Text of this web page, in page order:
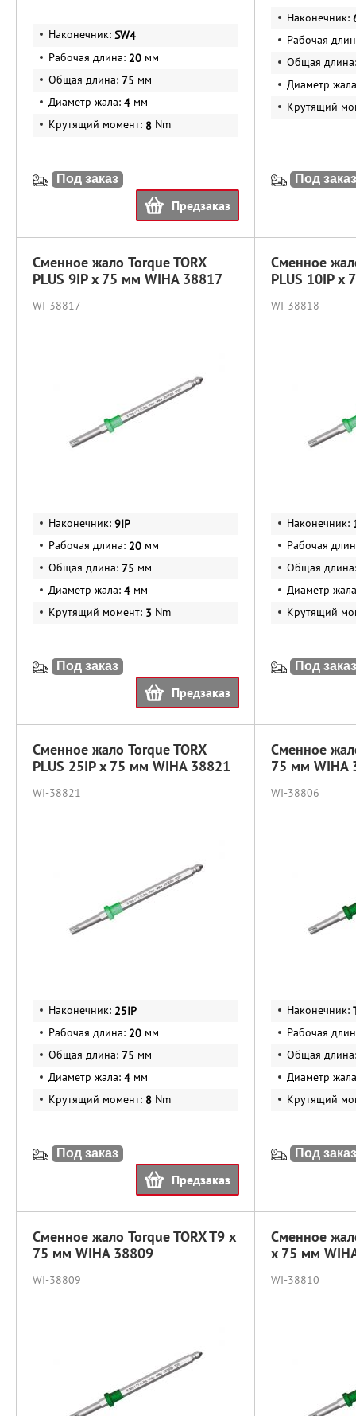
Наконечник: SW4
Рабочая длина: 20 мм
Общая длина: 75 мм
Диаметр жала: 4 мм
Крутящий момент: 8 Nm
Под заказ
Предзаказ
Наконечник:
Рабочая
Общая
Диаметр
Крутящий
Под заказ
Сменное жало Torque TORX
PLUS 9IP x 75 мм WIHA 38817
WI-38817
Наконечник: 9IP
Рабочая длина: 20 мм
Общая длина: 75 мм
Диаметр жала: 4 мм
Крутящий момент: 3 Nm
Под заказ
Предзаказ
Сменное
PLUS 10IP x
WI-38818
Наконечник:
Рабочая
Общая
Диаметр
Крутящий
Под заказ
Сменное жало Torque TORX
PLUS 25IP x 75 мм WIHA 38821
WI-38821
Наконечник: 25IP
Рабочая длина: 20 мм
Общая длина: 75 мм
Диаметр жала: 4 мм
Крутящий момент: 8 Nm
Под заказ
Предзаказ
Сменное
75 мм WIHA
WI-38806
Наконечник:
Рабочая
Общая
Диаметр
Крутящий
Под заказ
Сменное жало Torque TORX T9 x
75 мм WIHA 38809
WI-38809
Сменное
x 75 мм
WI-38810